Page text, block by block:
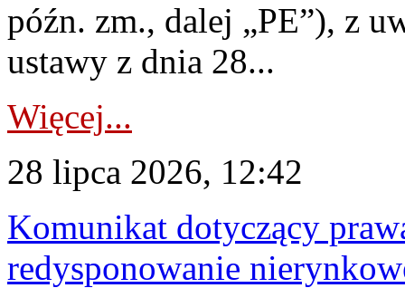
późn. zm., dalej „PE”), z
ustawy z dnia 28...
Więcej...
28 lipca 2026, 12:42
Komunikat dotyczący
redysponowanie